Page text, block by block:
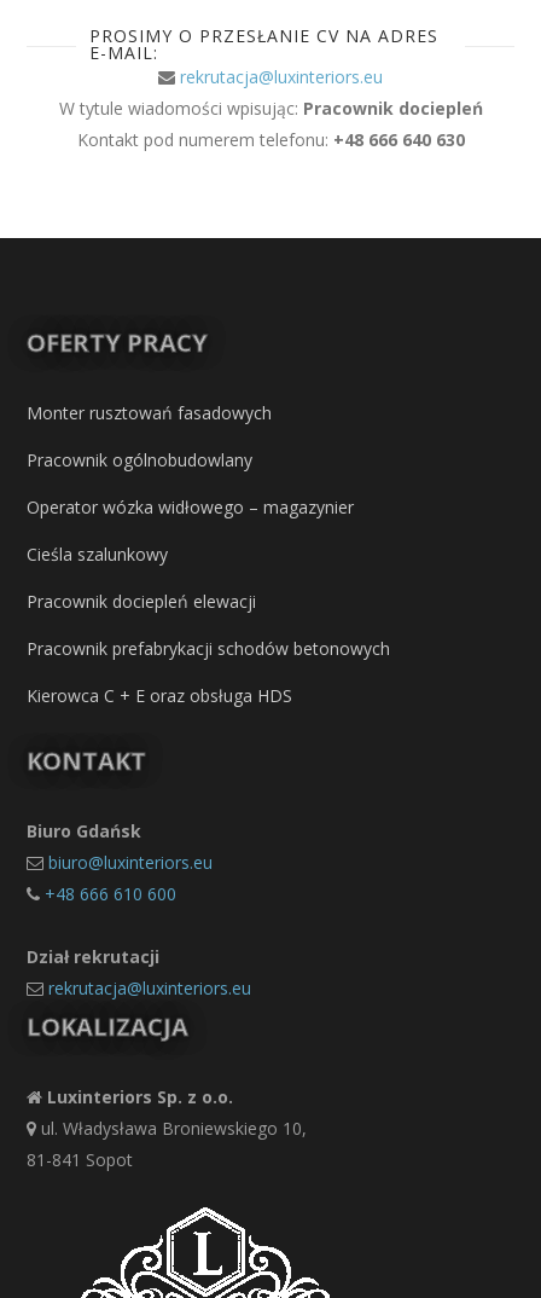
PROSIMY O PRZESŁANIE CV NA ADRES
E-MAIL:
rekrutacja@luxinteriors.eu
W tytule wiadomości wpisując: Pracownik dociepleń
Kontakt pod numerem telefonu: +48 666 640 630
OFERTY PRACY
Monter rusztowań fasadowych
Pracownik ogólnobudowlany
Operator wózka widłowego – magazynier
Cieśla szalunkowy
Pracownik dociepleń elewacji
Pracownik prefabrykacji schodów betonowych
Kierowca C + E oraz obsługa HDS
KONTAKT
Biuro Gdańsk
biuro@luxinteriors.eu
+48 666 610 600
Dział rekrutacji
rekrutacja@luxinteriors.eu
LOKALIZACJA
Luxinteriors Sp. z o.o.
ul. Władysława Broniewskiego 10,
81-841 Sopot